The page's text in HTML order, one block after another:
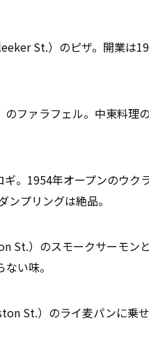
St.）のピザ。開業は
ファラフェル。中東料理
。1954年オープンのウク
ンプリングは絶品。
St.）のスモークサーモン
い味。
St.）のライ麦パンに乗